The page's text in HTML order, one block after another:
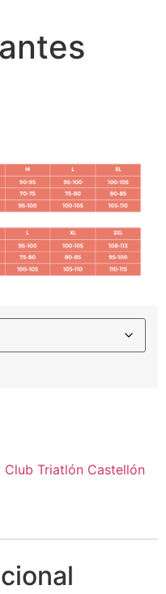
Club Triatlón Castellón